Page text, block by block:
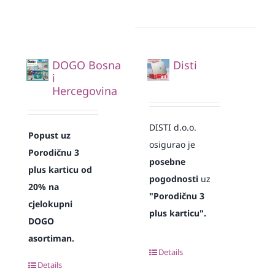
DOGO Bosna
i
Hercegovina
Popust uz
Porodičnu 3
plus karticu od
20% na
cjelokupni
DOGO
asortiman.
Details
Disti
DISTI d.o.o.
osigurao je
posebne
pogodnosti uz
"Porodičnu 3
plus karticu".
Details